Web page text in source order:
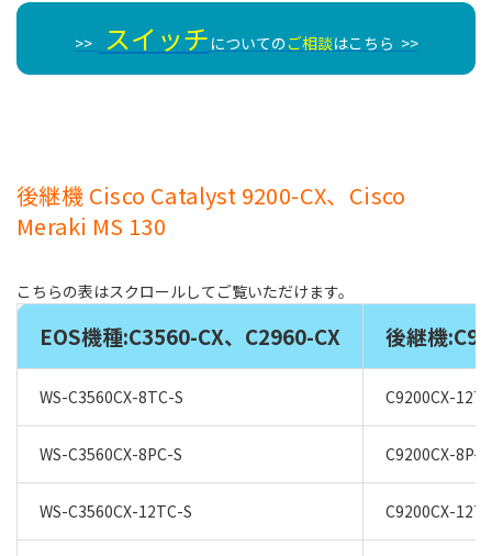
>> スイッチ についてのご相談はこちら >>
後継機 Cisco Catalyst 9200-CX、Cisco
Meraki MS 130
EOS機種:C3560-CX、C2960-CX 後継機
WS-C3560CX-8TC-S C9200CX-
WS-C3560CX-8PC-S C9200CX-8P-
WS-C3560CX-12TC-S C9200CX-